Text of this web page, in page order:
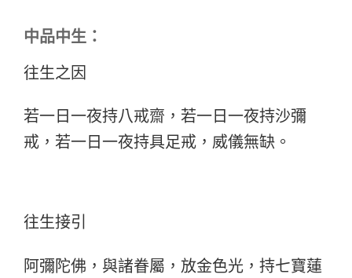
中品中生：
往生之因
若一日一夜持八戒齋，若一日一夜持沙彌
戒，若一日一夜持具足戒，威儀無缺。
往生接引
阿彌陀佛，與諸眷屬，放金色光，持七寶蓮